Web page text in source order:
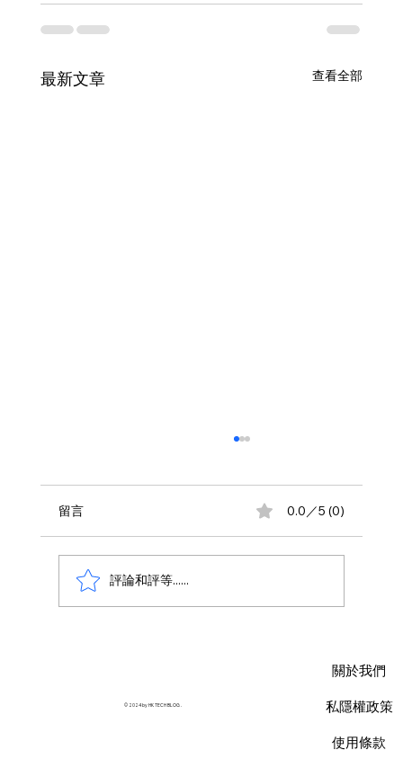
最新文章 查看全部
限制，用 Database Savings Plans 省下
留言 0.0／5 (0)
評論和評等......
© 2024 by HK TECH BLOG .
關於我們
私隱權政策
使用條款